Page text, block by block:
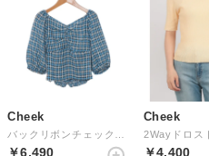
Cheek
￥6,490
Cheek
￥4,400